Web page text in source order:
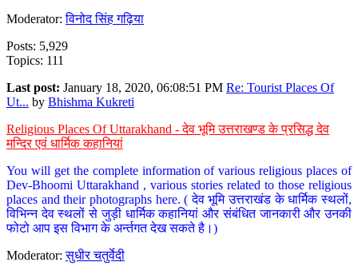
Moderator:विनोद सिंह गढ़िया
Posts: 5,929
Topics: 111
Last post: January 18, 2020, 06:08:51 PM Re: Tourist Places Of
Ut... by Bhishma Kukreti
Religious Places Of Uttarakhand - देव भूमि उत्तराखण्ड के प्रसिद्ध देव
मन्दिर एवं धार्मिक कहानियां
You will get the complete information of various religious places of
Dev-Bhoomi Uttarakhand , various stories related to those religious
places and their photographs here. ( देव भूमि उत्तराखंड के धार्मिक स्थलों,
विभिन्न देव स्थलों से जुड़ी धार्मिक कहानियां और संबंधित जानकारी और उनकी
फोटो आप इस विभाग के अर्न्तगत देख सकते है।)
Moderator:सुधीर चतुर्वेदी